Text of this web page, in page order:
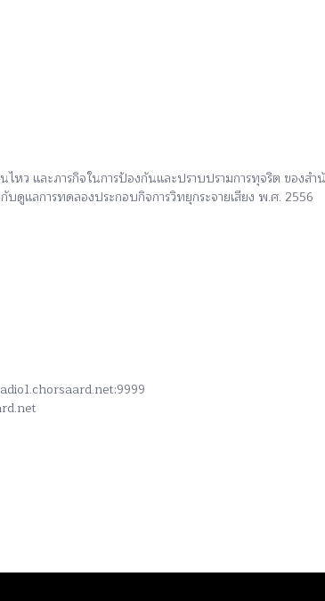
นไหว และภารกิจในการป้องกันและปราบปรามการทุจริต ขอ
บดูแลการทดลองประกอบกิจการวิทยุกระจายเสียง พ.ศ. 2556